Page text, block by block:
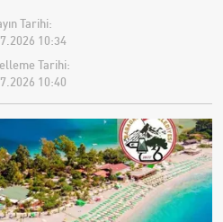
Tarihi:
10:34
Tarihi:
10:40